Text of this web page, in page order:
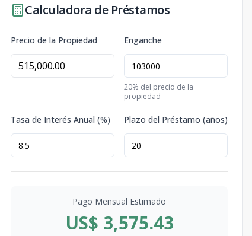
Calculadora de Préstamos
Precio de la Propiedad Enganche
20% del precio de la
propiedad
Tasa de Interés Anual (%) Plazo del Préstamo (años)
Pago Mensual Estimado
US$ 3,575.43